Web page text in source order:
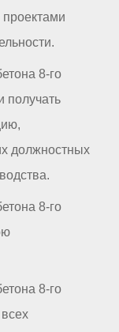
проектами
8-го
получать
должностных
8-го
8-го